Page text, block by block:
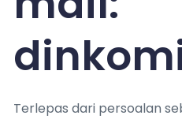
Terlepas dari persoalan